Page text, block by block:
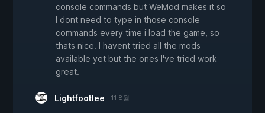
console commands but WeMod makes it so
I dont need to type in those console
commands every time i load the game, so
thats nice. I havent tried all the mods
available yet but the ones I've tried work
great.
Lightfootlee 11 8월